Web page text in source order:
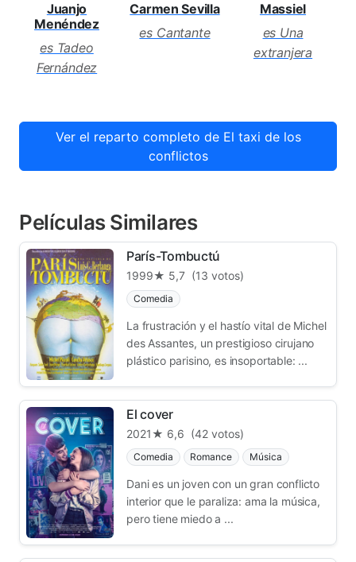
Juanjo
Menéndez
es Tadeo
Fernández
Carmen Sevilla
es Cantante
Massiel
es Una
extranjera
Ver el reparto completo de El taxi de los
conflictos
Películas Similares
París-Tombuctú
1999★ 5,7 (13 votos)
Comedia
La frustración y el hastío vital de Michel
des Assantes, un prestigioso cirujano
plástico parisino, es insoportable: ...
El cover
2021★ 6,6 (42 votos)
Comedia Romance Música
Dani es un joven con un gran conflicto
interior que le paraliza: ama la música,
pero tiene miedo a ...